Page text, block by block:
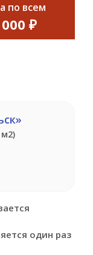
по всем
₽
один раз